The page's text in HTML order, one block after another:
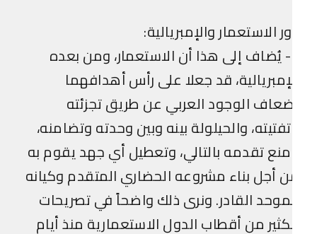
الاستعمار والإمبريالية:
3- يُضاف إلى هذا أن الاستعمار، ومن بعده
قد جعلا على رأس أهدافهما
الوجود العربي عن طريق تجزئته
والحيلولة بينه وبين وحدته وتضامنه،
تقدمه بالتالي، وتعطيل أي جهد يقوم به
أجل بناء مشروعه الحضاري المتقدم وكيانه
القادر. ونرى ذلك واضحاً في تصريحات
من أقطاب الدول الاستعمارية منذ أيام